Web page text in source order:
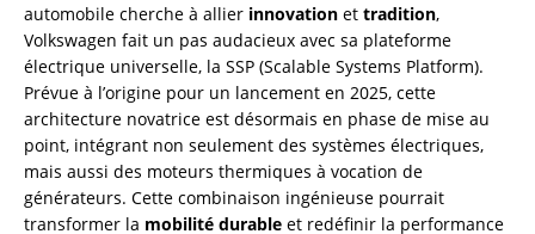
automobile cherche à allier innovation et tradition,
Volkswagen fait un pas audacieux avec sa plateforme
électrique universelle, la SSP (Scalable Systems Platform).
Prévue à l’origine pour un lancement en 2025, cette
architecture novatrice est désormais en phase de mise au
point, intégrant non seulement des systèmes électriques,
mais aussi des moteurs thermiques à vocation de
générateurs. Cette combinaison ingénieuse pourrait
transformer la mobilité durable et redéfinir la performance